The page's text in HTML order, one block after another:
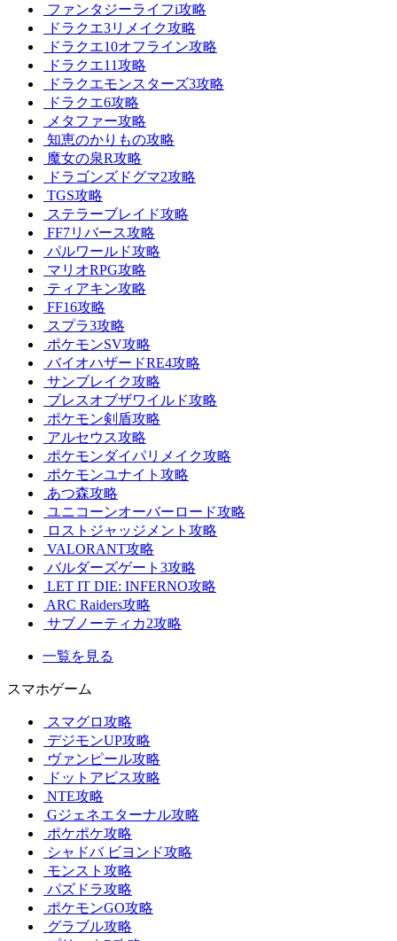
ファンタジーライフi攻略
ドラクエ3リメイク攻略
ドラクエ10オフライン攻略
ドラクエ11攻略
ドラクエモンスターズ3攻略
ドラクエ6攻略
メタファー攻略
知恵のかりもの攻略
魔女の泉R攻略
ドラゴンズドグマ2攻略
TGS攻略
ステラーブレイド攻略
FF7リバース攻略
パルワールド攻略
マリオRPG攻略
ティアキン攻略
FF16攻略
スプラ3攻略
ポケモンSV攻略
バイオハザードRE4攻略
サンブレイク攻略
ブレスオブザワイルド攻略
ポケモン剣盾攻略
アルセウス攻略
ポケモンダイパリメイク攻略
ポケモンユナイト攻略
あつ森攻略
ユニコーンオーバーロード攻略
ロストジャッジメント攻略
VALORANT攻略
バルダーズゲート3攻略
LET IT DIE: INFERNO攻略
ARC Raiders攻略
サブノーティカ2攻略
一覧を見る
スマホゲーム
スマグロ攻略
デジモンUP攻略
ヴァンピール攻略
ドットアビス攻略
NTE攻略
Gジェネエターナル攻略
ポケポケ攻略
シャドバ ビヨンド攻略
モンスト攻略
パズドラ攻略
ポケモンGO攻略
グラブル攻略